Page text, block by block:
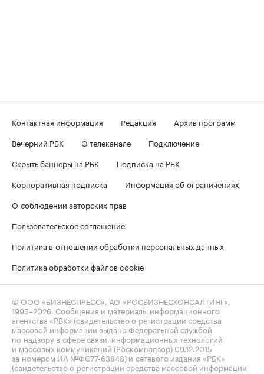
Контактная информация Редакция
Архив программ
Вечерний РБК
О телеканале
Подключение
Скрыть баннеры на РБК
Подписка на РБК
Корпоративная подписка
Информация об ограничениях
О соблюдении авторских прав
Пользовательское соглашение
Политика в отношении обработки персональных данных
Политика обработки файлов cookie
© ООО «БИЗНЕСПРЕСС», АО «РОСБИЗНЕСКОНСАЛТИНГ»,
1995–2026. Сообщения и материалы информационного
агентства «РБК» (свидетельство о регистрации средства
массовой информации выдано Федеральной службой
по надзору в сфере связи, информационных технологий
и массовых коммуникаций (Роскомнадзор) 09.12.2015
за номером ИА №ФС77-63848) и сетевого издания «РБК»
(свидетельство о регистрации средства массовой информации